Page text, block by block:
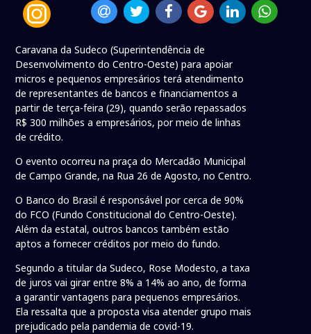
Caravana da Sudeco (Superintendência de
Desenvolvimento do Centro-Oeste) para apoiar
micros e pequenos empresários terá atendimento
de representantes de bancos e financiamentos a
partir de terça-feira (29), quando serão repassados
R$ 300 milhões a empresários, por meio de linhas
de crédito.
O evento ocorreu na praça do Mercadão Municipal
de Campo Grande, na Rua 26 de Agosto, no Centro.
O Banco do Brasil é responsável por cerca de 90%
do FCO (Fundo Constitucional do Centro-Oeste).
Além da estatal, outros bancos também estão
aptos a fornecer créditos por meio do fundo.
Segundo a titular da Sudeco, Rose Modesto, a taxa
de juros vai girar entre 8% a 14% ao ano, de forma
a garantir vantagens para pequenos empresários.
Ela ressalta que a proposta visa atender grupo mais
prejudicado pela pandemia de covid-19.